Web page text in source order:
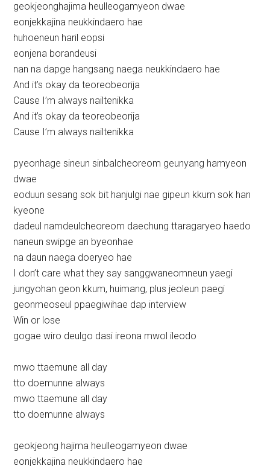
geokjeonghajima heulleogamyeon dwae
eonjekkajina neukkindaero hae
huhoeneun haril eopsi
eonjena borandeusi
nan na dapge hangsang naega neukkindaero hae
And it’s okay da teoreobeorija
Cause I’m always nailtenikka
And it’s okay da teoreobeorija
Cause I’m always nailtenikka
pyeonhage sineun sinbalcheoreom geunyang hamyeon
dwae
eoduun sesang sok bit hanjulgi nae gipeun kkum sok han
kyeone
dadeul namdeulcheoreom daechung ttaragaryeo haedo
naneun swipge an byeonhae
na daun naega doeryeo hae
I don’t care what they say sanggwaneomneun yaegi
jungyohan geon kkum, huimang, plus jeoleun paegi
geonmeoseul ppaegiwihae dap interview
Win or lose
gogae wiro deulgo dasi ireona mwol ileodo
mwo ttaemune all day
tto doemunne always
mwo ttaemune all day
tto doemunne always
geokjeong hajima heulleogamyeon dwae
eonjekkajina neukkindaero hae